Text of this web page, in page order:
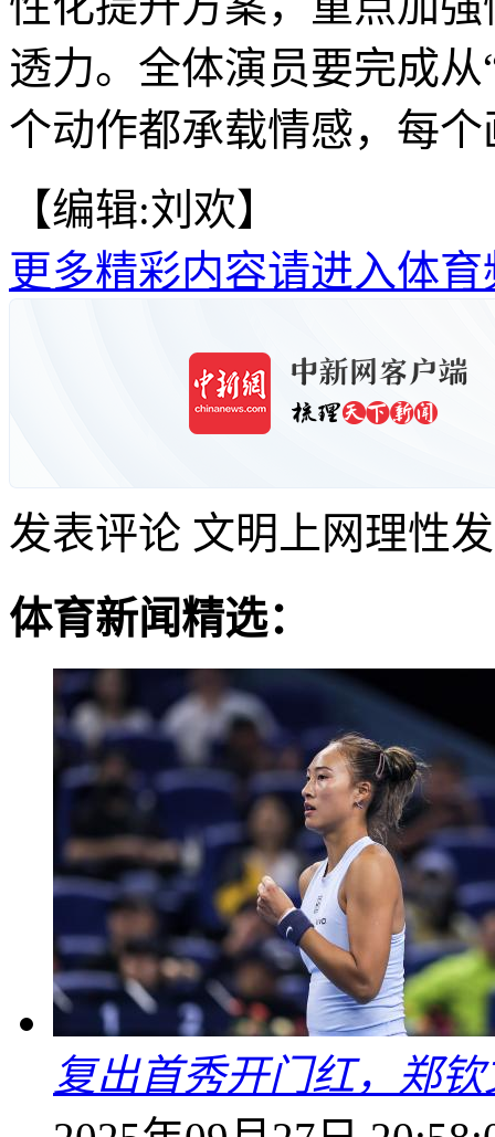
透力。全体演员要完成从
个动作都承载情感，每
【编辑:刘欢】
更多精彩内容请进入体育
发表评论 文明上网理性
体育新闻精选：
复出首秀开门红，郑